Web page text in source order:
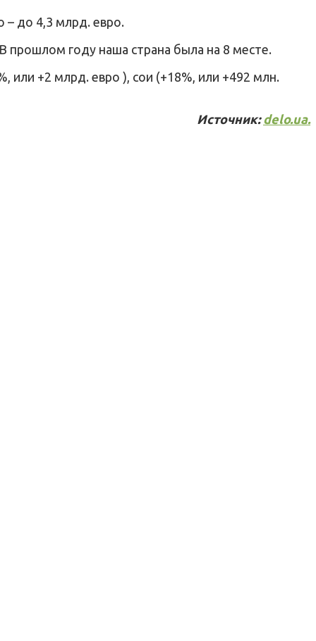
– до 4,3 млрд. евро.
прошлом году наша страна была на 8 месте.
или +2 млрд. евро ), сои (+18%, или +492 млн.
Источник:delo.ua.